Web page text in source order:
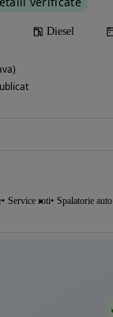
Diesel
Service roti Spalatorie auto